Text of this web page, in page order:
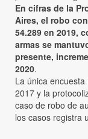
En cifras de la
Aires, el robo
54.289 en 2019,
armas se
presente,
2020.
La única
2017 y la
caso de robo de
los casos registra